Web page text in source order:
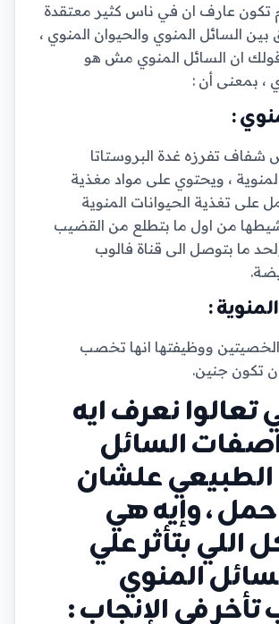
تكون عارف ان في ناس كثير معتقدة
السائل المنوي والحيوان المنوي ،
ان السائل المنوي مش هو
، بمعنى أن :
:
شفاف تفرزه غدة البروستاتا
، ويحتوي على مواد مغذية
على تغذية الحيوانات المنوية
من اول ما بتطلع من القضيب
ما بتوصل الى قناة فالوب
:
ووظيفتها انها تخصب
تكون جنين.
تعالوا نعرف ايه
السائل
الطبيعي علشان
، وإيه هي
اللي بتأثر علي
المنوي
في الإنجاب :